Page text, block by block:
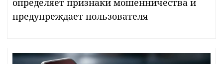
определяет признаки мошенничества и
предупреждает пользователя